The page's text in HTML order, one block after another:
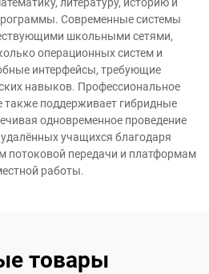
Современные системы
школьными сетями,
операционных систем и
интерфейсы, требующие
навыков. Профессиональное
также поддерживает гибридные
одновременное проведение
учащихся благодаря
потоковой передачи и платформам
работы.
товары